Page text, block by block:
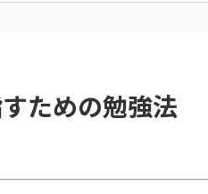
ための勉強法